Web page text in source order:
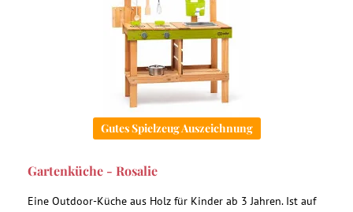
Gutes Spielzeug Auszeichnung
Gartenküche - Rosalie
Eine Outdoor-Küche aus Holz für Kinder ab 3 Jahren. Ist auf